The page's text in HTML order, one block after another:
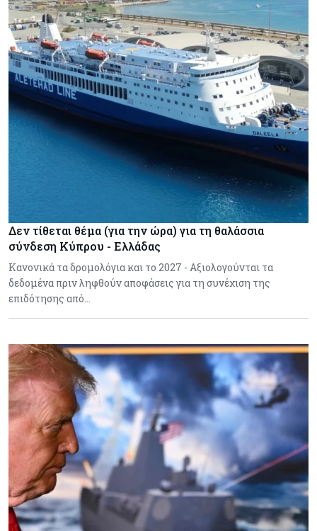
Δεν τίθεται θέμα (για την ώρα) για τη θαλάσσια
σύνδεση Κύπρου - Ελλάδας
Κανονικά τα δρομολόγια και το 2027 - Αξιολογούνται τα
δεδομένα πριν ληφθούν αποφάσεις για τη συνέχιση της
επιδότησης από…